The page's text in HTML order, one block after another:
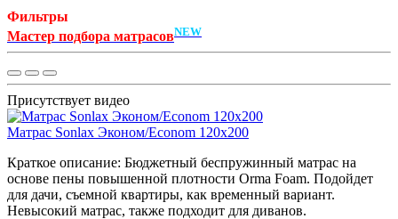
Фильтры
Мастер подбора матрасовNEW
Присутствует видео
Матрас Sonlax Эконом/Econom 120x200
Краткое описание: Бюджетный беспружинный матрас на
основе пены повышенной плотности Orma Foam. Подойдет
для дачи, съемной квартиры, как временный вариант.
Невысокий матрас, также подходит для диванов.